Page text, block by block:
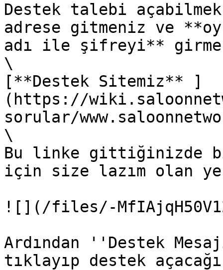
Destek talebi
adrese gitmeniz ve
adı ile şifreyi**
\
[**Destek Sitemiz** ]
(https://
sorular/
\
Bu linke gittiğinizde
için size lazım olan
![](/files/-
Ardından ''Destek
tıklayıp destek